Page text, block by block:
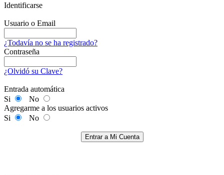
Identificarse
Usuario o Email
¿Todavía no se ha registrado?
Contraseña
¿Olvidó su Clave?
Entrada automática
Si
No
Agregarme a los usuarios activos
Si
No
Entrar a Mi Cuenta